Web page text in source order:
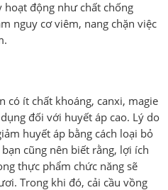
hoạt động như chất chống
nguy cơ viêm, nang chặn việc
có ít chất khoáng, canxi, magie
đối với huyết áp cao. Lý do
huyết áp bằng cách loại bỏ
cũng nên biết rằng, lợi ích
thực phẩm chức năng sẽ
Trong khi đó, cải cầu vồng